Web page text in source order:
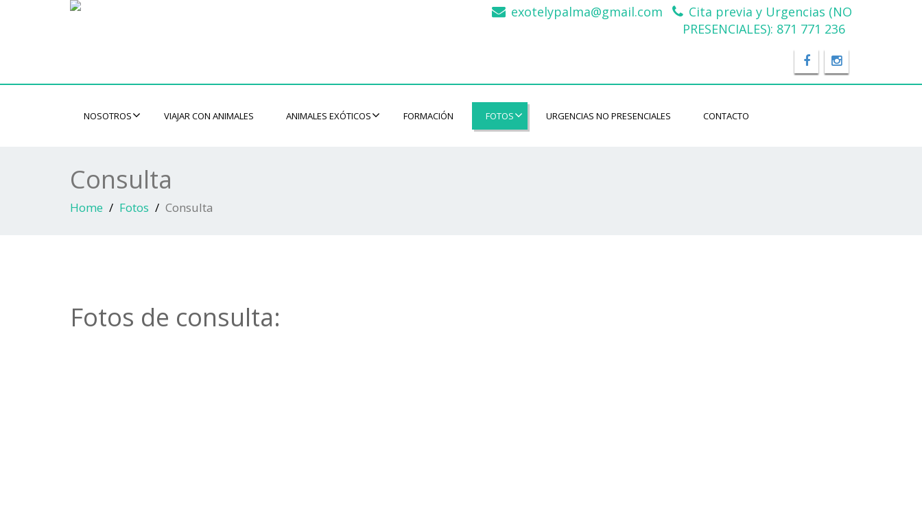
exotelypalma@gmail.com
Cita previa y Urgencias (NO
PRESENCIALES): 871 771 236
NOSOTROS VIAJAR CON ANIMALES ANIMALES EXÓTICOS FORMACIÓN FOTOS URGENCIAS NO PRESENCIALES CONTACTO
Consulta
Home Fotos Consulta
Fotos de consulta: